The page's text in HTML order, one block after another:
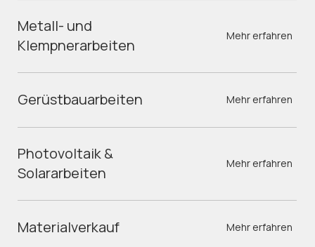
Metall- und
Klempnerarbeiten
Mehr erfahren
Gerüstbauarbeiten Mehr erfahren
Photovoltaik &
Solararbeiten
Mehr erfahren
Materialverkauf Mehr erfahren